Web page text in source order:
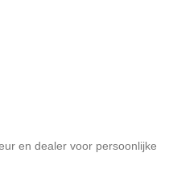
en dealer voor persoonlijke